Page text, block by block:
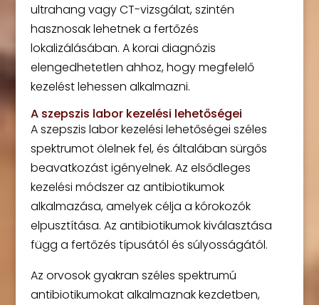
ultrahang vagy CT-vizsgálat, szintén
hasznosak lehetnek a fertőzés
lokalizálásában. A korai diagnózis
elengedhetetlen ahhoz, hogy megfelelő
kezelést lehessen alkalmazni.
A szepszis labor kezelési lehetőségei
A szepszis labor kezelési lehetőségei széles
spektrumot ölelnek fel, és általában sürgős
beavatkozást igényelnek. Az elsődleges
kezelési módszer az antibiotikumok
alkalmazása, amelyek célja a kórokozók
elpusztítása. Az antibiotikumok kiválasztása
függ a fertőzés típusától és súlyosságától.
Az orvosok gyakran széles spektrumú
antibiotikumokat alkalmaznak kezdetben,